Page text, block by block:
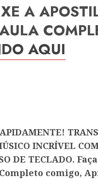
A
AQUI
INCRÍVEL
DE TECLADO.
comigo,